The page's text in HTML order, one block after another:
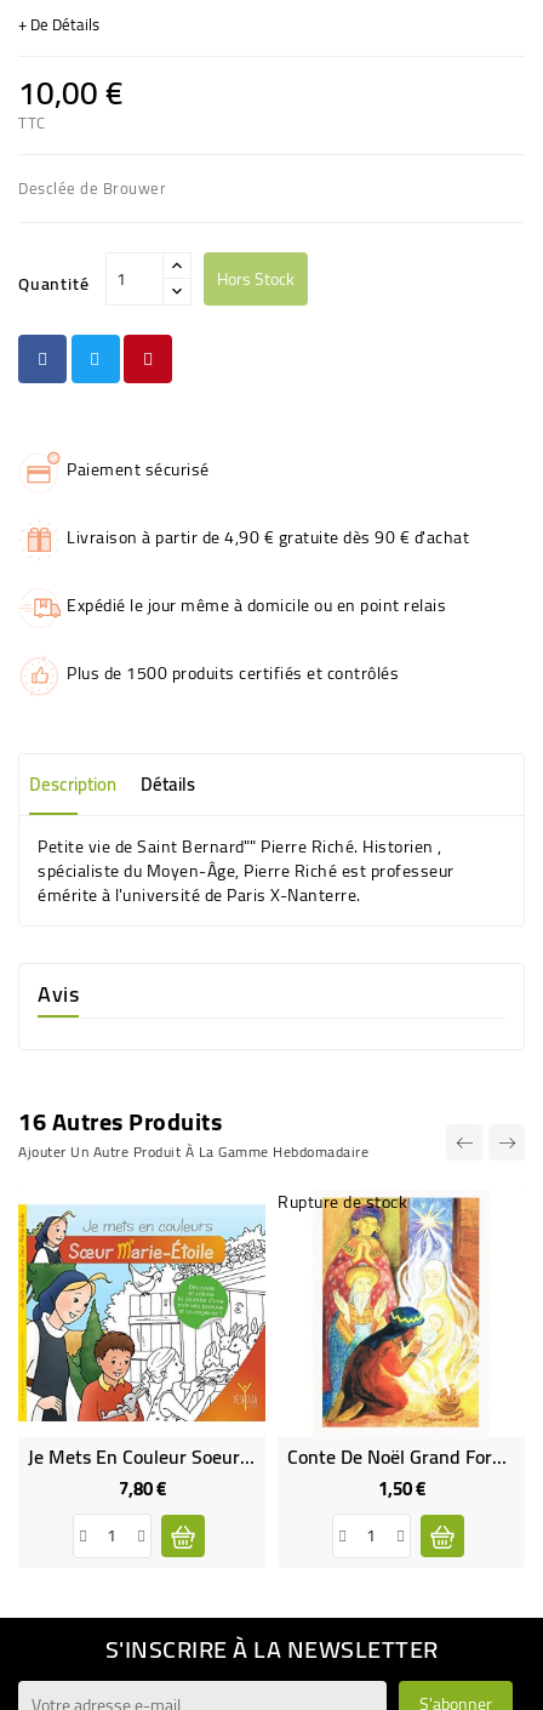
+ De Détails
10,00 €
TTC
Desclée de Brouwer
Quantité Hors Stock
Paiement sécurisé
Livraison à partir de 4,90 € gratuite dès 90 € d'achat
Expédié le jour même à domicile ou en point relais
Plus de 1500 produits certifiés et contrôlés
Description Détails
Petite vie de Saint Bernard"" Pierre Riché. Historien ,
spécialiste du Moyen-Âge, Pierre Riché est professeur
émérite à l'université de Paris X-Nanterre.
Avis
16 Autres Produits
Ajouter Un Autre Produit À La Gamme Hebdomadaire
Je Mets En Couleur Soeur Marie-Étoile ( BD)
7,80 €Prix
Rupture de stock
Conte De Noël Grand Format - Les Trois Rois À L'étoile
1,50 €Prix
S'INSCRIRE À LA NEWSLETTER